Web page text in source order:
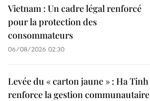
Vietnam : Un cadre légal renforcé
pour la protection des
consommateurs
06/08/2026 02:30
Levée du « carton jaune » : Ha Tinh
renforce la gestion communautaire